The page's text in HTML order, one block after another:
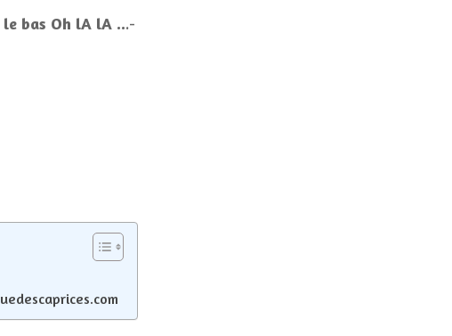
bas Oh lA lA ...-